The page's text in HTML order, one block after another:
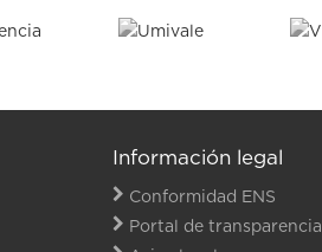
Información legal
Conformidad ENS
Portal de transparencia